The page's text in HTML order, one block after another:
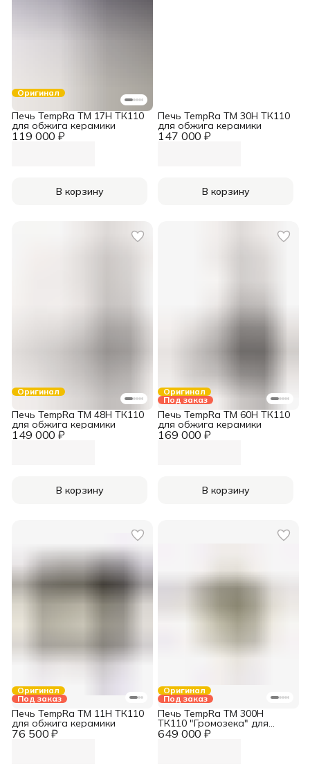
Оригинал
119 000 ₽
Печь TempRa TM 17H ТК110
для обжига керамики
В корзину
147 000 ₽
Печь TempRa TM 30H ТК110
для обжига керамики
В корзину
Оригинал
149 000 ₽
Печь TempRa TM 48H ТК110
для обжига керамики
В корзину
Оригинал
Под заказ
169 000 ₽
Печь TempRa TM 60H ТК110
для обжига керамики
В корзину
Оригинал
Под заказ
76 500 ₽
Печь TempRa TM 11H ТК110
для обжига керамики
Оригинал
Под заказ
649 000 ₽
Печь TempRa ТМ 300Н
ТК110 "Громозека" для
обжига керамики